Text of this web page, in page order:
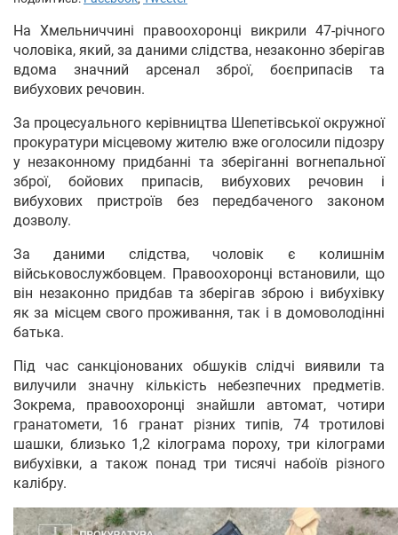
На Хмельниччині правоохоронці викрили 47-річного
чоловіка, який, за даними слідства, незаконно зберігав
вдома значний арсенал зброї, боєприпасів та
вибухових речовин.
За процесуального керівництва Шепетівської окружної
прокуратури місцевому жителю вже оголосили підозру
у незаконному придбанні та зберіганні вогнепальної
зброї, бойових припасів, вибухових речовин і
вибухових пристроїв без передбаченого законом
дозволу.
За даними слідства, чоловік є колишнім
військовослужбовцем. Правоохоронці встановили, що
він незаконно придбав та зберігав зброю і вибухівку
як за місцем свого проживання, так і в домоволодінні
батька.
Під час санкціонованих обшуків слідчі виявили та
вилучили значну кількість небезпечних предметів.
Зокрема, правоохоронці знайшли автомат, чотири
гранатомети, 16 гранат різних типів, 74 тротилові
шашки, близько 1,2 кілограма пороху, три кілограми
вибухівки, а також понад три тисячі набоїв різного
калібру.